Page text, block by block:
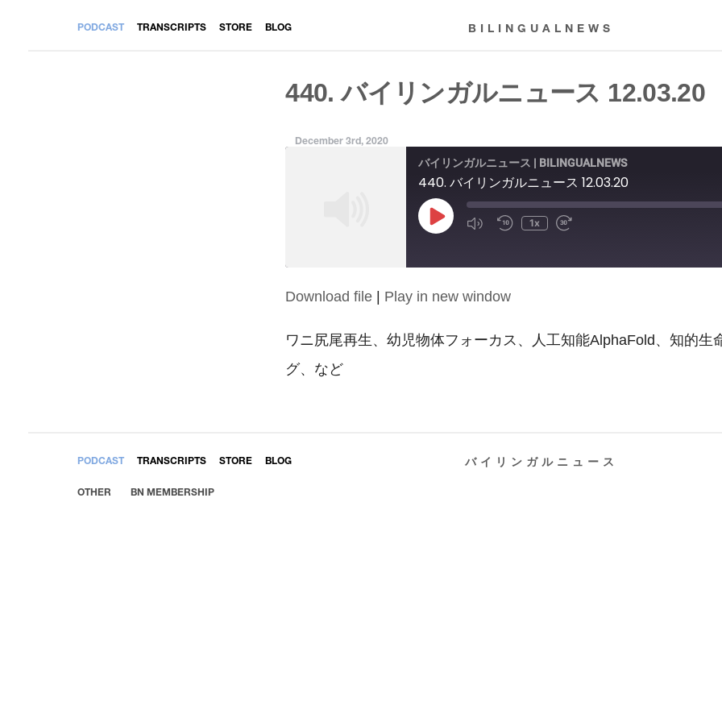
PODCAST TRANSCRIPTS STORE BLOG BILINGUALNEWS
440. バイリンガルニュース 12.03.20
December 3rd, 2020
バイリンガルニュース | BILINGUALNEWS
440. バイリンガルニュース 12.03.20
Play
Episode
1x
SHARE
LINK
EMBED
Download file | Play in new window
ワニ尻尾再生、幼児物体フォーカス、人工知能AlphaFold、知的生
グ、など
PODCAST TRANSCRIPTS STORE BLOG
OTHER BN MEMBERSHIP
バイリンガルニュース